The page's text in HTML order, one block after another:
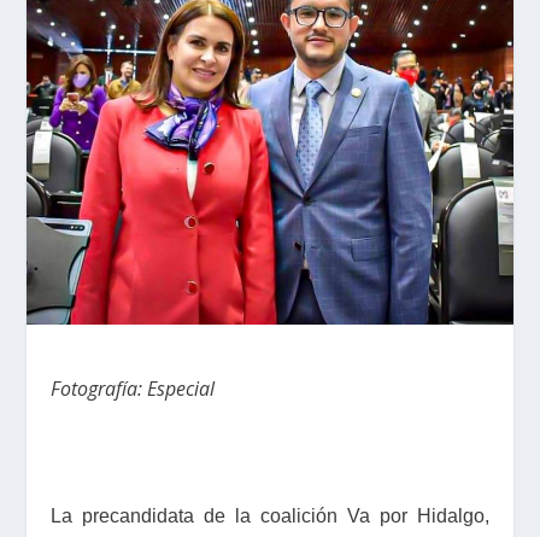
Fotografía: Especial
La precandidata de la coalición Va por Hidalgo,